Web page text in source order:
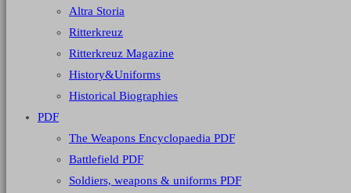
Altra Storia
Ritterkreuz
Ritterkreuz Magazine
History&Uniforms
Historical Biographies
PDF
The Weapons Encyclopaedia PDF
Battlefield PDF
Soldiers, weapons & uniforms PDF